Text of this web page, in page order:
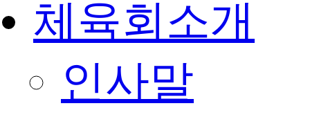
체육회소개
인사말